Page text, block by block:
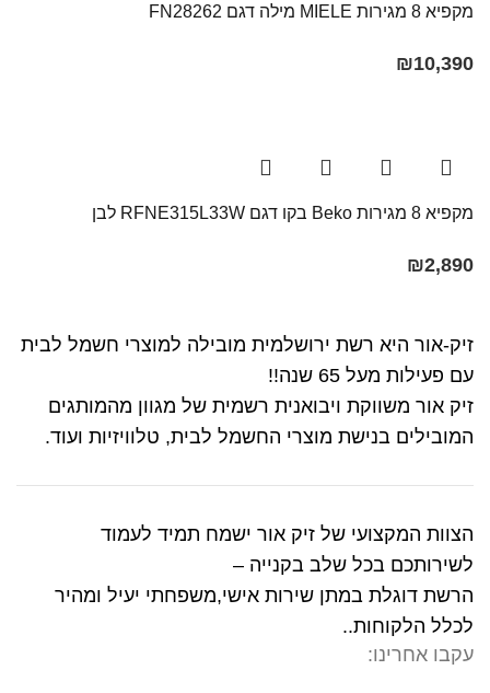
מקפיא 8 מגירות MIELE מילה דגם FN28262
₪10,390
מקפיא 8 מגירות Beko בקו ‏דגם RFNE315L33W לבן
₪2,890
זיק-אור היא רשת ירושלמית מובילה למוצרי חשמל לבית
עם פעילות מעל 65 שנה!!
זיק אור משווקת ויבואנית רשמית של מגוון מהמותגים
המובילים בנישת מוצרי החשמל לבית, טלוויזיות ועוד.
הצוות המקצועי של זיק אור ישמח תמיד לעמוד
לשירותכם בכל שלב בקנייה –
הרשת דוגלת במתן שירות אישי,משפחתי יעיל ומהיר
לכלל הלקוחות..
עקבו אחרינו: